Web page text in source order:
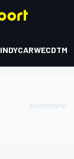
INDYCARWECDTM